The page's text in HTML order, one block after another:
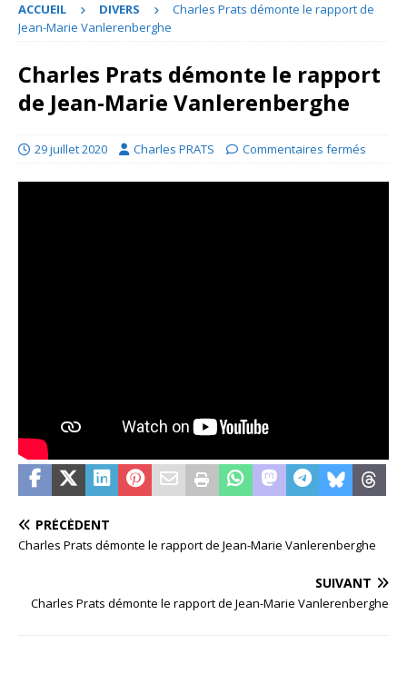
ACCUEIL DIVERS
Charles Prats démonte le rapport de
Jean-Marie Vanlerenberghe
Charles Prats démonte le rapport
de Jean-Marie Vanlerenberghe
29 juillet 2020 Charles PRATS Commentaires fermés
PRÉCÉDENT
Charles Prats démonte le rapport de Jean-Marie Vanlerenberghe
SUIVANT
Charles Prats démonte le rapport de Jean-Marie Vanlerenberghe